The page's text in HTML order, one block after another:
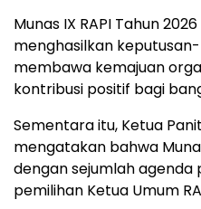
Munas IX RAPI Tahun
menghasilkan
membawa kemajuan
kontribusi positif bagi
Sementara itu, Ketua
mengatakan bahwa
dengan sejumlah agenda
pemilihan Ketua Umum